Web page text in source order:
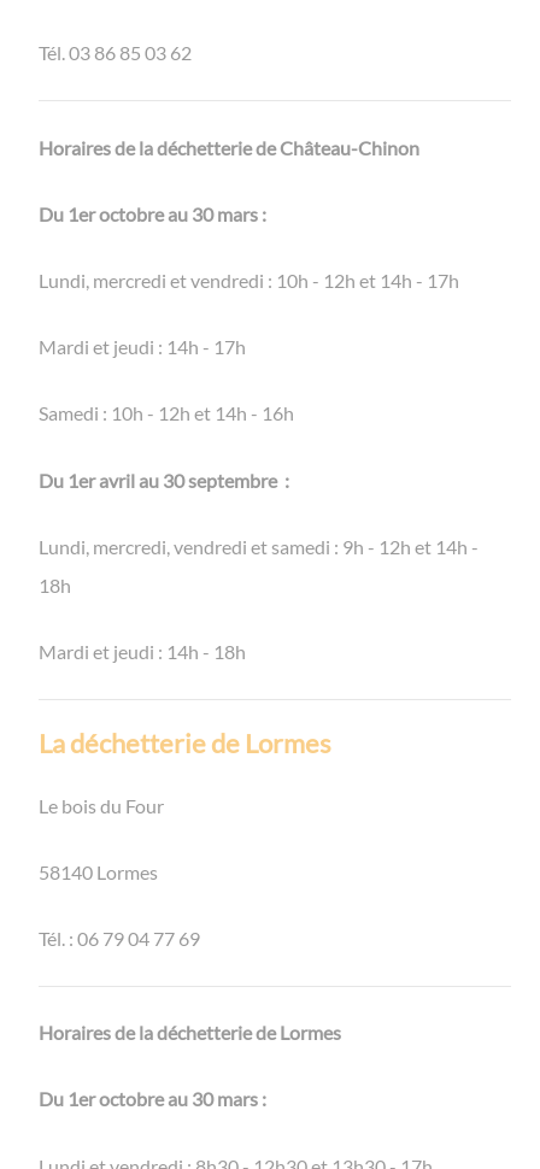
Tél. 03 86 85 03 62
Horaires de la déchetterie de Château-Chinon
Du 1er octobre au 30 mars :
Lundi, mercredi et vendredi : 10h - 12h et 14h - 17h
Mardi et jeudi : 14h - 17h
Samedi : 10h - 12h et 14h - 16h
Du 1er avril au 30 septembre :
Lundi, mercredi, vendredi et samedi : 9h - 12h et 14h -
18h
Mardi et jeudi : 14h - 18h
La déchetterie de Lormes
Le bois du Four
58140 Lormes
Tél. : 06 79 04 77 69
Horaires de la déchetterie de Lormes
Du 1er octobre au 30 mars :